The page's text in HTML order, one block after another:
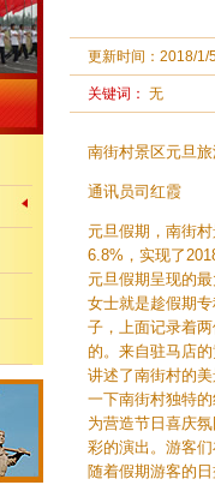
更新时间： 2018/1/
关键词： 无
南街村景区元旦
通讯员司红霞
元旦假期，南街
6.8%，实现了
元旦假期呈现的
女士就是趁假期
子，上面记录着
的。来自驻马店
讲述了南街村的
一下南街村独特
为营造节日喜庆
彩的演出。游客们
随着假期游客的